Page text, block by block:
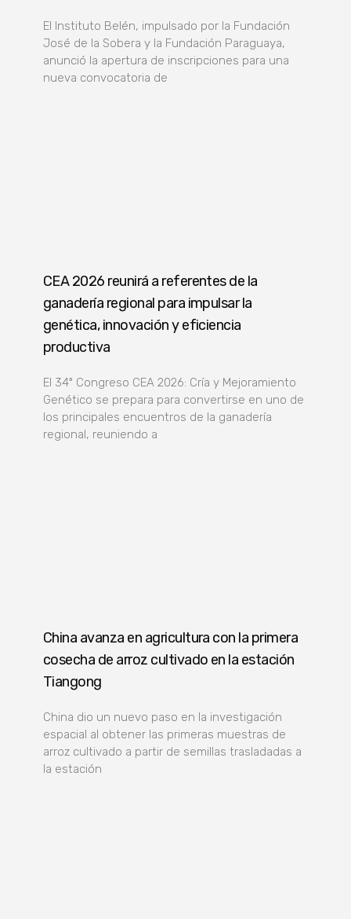
El Instituto Belén, impulsado por la Fundación
José de la Sobera y la Fundación Paraguaya,
anunció la apertura de inscripciones para una
nueva convocatoria de
CEA 2026 reunirá a referentes de la
ganadería regional para impulsar la
genética, innovación y eficiencia
productiva
El 34º Congreso CEA 2026: Cría y Mejoramiento
Genético se prepara para convertirse en uno de
los principales encuentros de la ganadería
regional, reuniendo a
China avanza en agricultura con la primera
cosecha de arroz cultivado en la estación
Tiangong
China dio un nuevo paso en la investigación
espacial al obtener las primeras muestras de
arroz cultivado a partir de semillas trasladadas a
la estación